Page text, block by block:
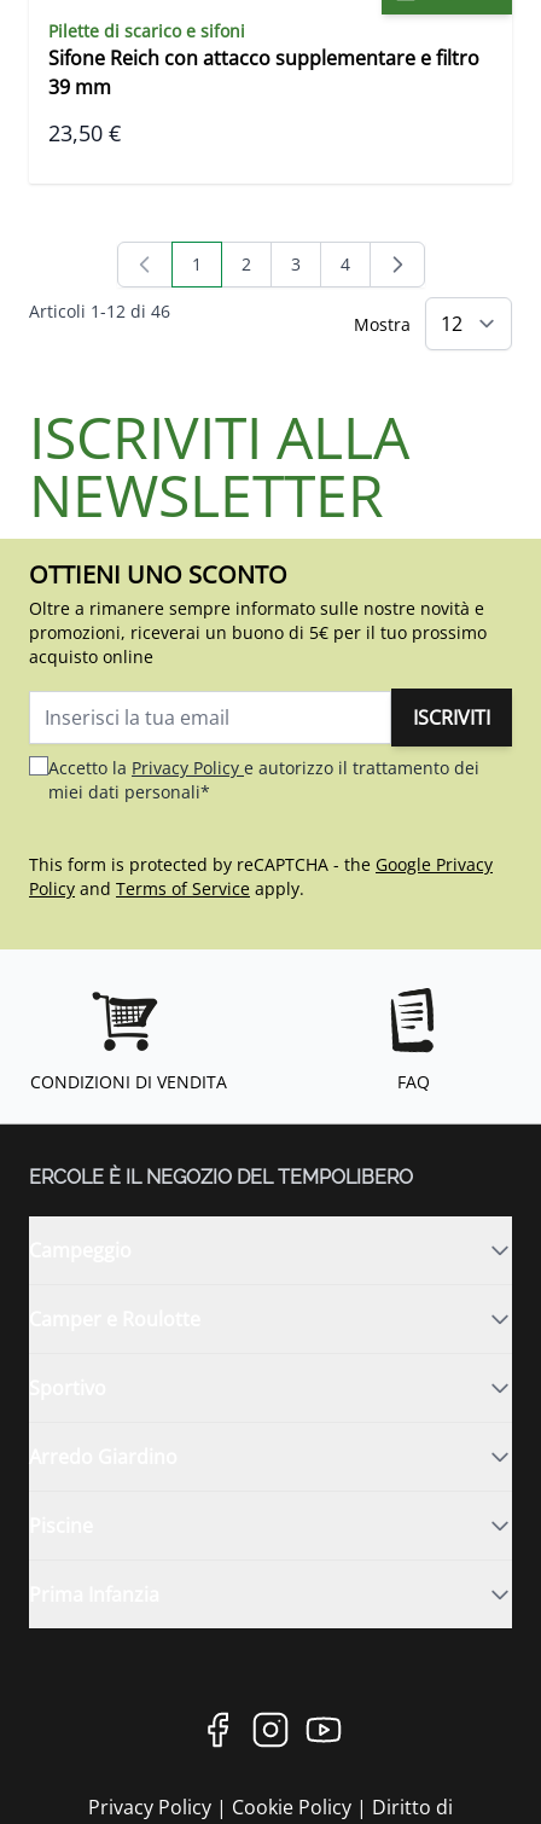
Pilette di scarico e sifoni
Sifone Reich con attacco supplementare e filtro
39 mm
23,50 €
Articoli 1-12 di 46
Attualmente stai leggendo la pagina
1 Pagina
2 Pagina
3 Pagina
4
Mostra
ISCRIVITI ALLA
NEWSLETTER
OTTIENI UNO SCONTO
Oltre a rimanere sempre informato sulle nostre novità e
promozioni, riceverai un buono di 5€ per il tuo prossimo
acquisto online
ISCRIVITI
Accetto la Privacy Policy e autorizzo il trattamento dei
miei dati personali*
This form is protected by reCAPTCHA - the Google Privacy
Policy and Terms of Service apply.
CONDIZIONI DI VENDITA FAQ
ERCOLE È IL NEGOZIO DEL TEMPOLIBERO
Privacy Policy | Cookie Policy | Diritto di